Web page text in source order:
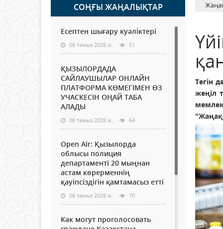
СОҢҒЫ ЖАҢАЛЫҚТАР
Есептен шығару куәліктері
06 тамыз 2026 ж. 51
ҚЫЗЫЛОРДАДА
САЙЛАУШЫЛАР ОНЛАЙН
ПЛАТФОРМА КӨМЕГІМЕН ӨЗ
УЧАСКЕСІН ОҢАЙ ТАБА
АЛАДЫ
06 тамыз 2026 ж. 64
Open Air: Қызылорда
облысы полиция
департаменті 20 мыңнан
астам көрерменнің
қауіпсіздігін қамтамасыз етті
06 тамыз 2026 ж. 70
Как могут проголосовать
Тегін
жеңіл